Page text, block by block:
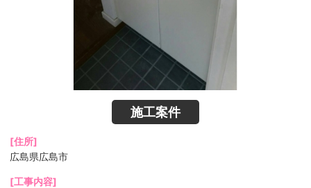
施工案件
[住所]
広島県広島市
[工事内容]